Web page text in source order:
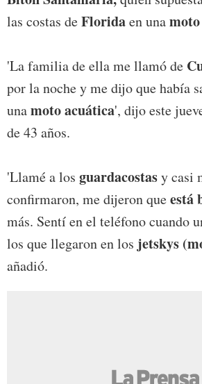
las costas deFloridaen una
'La familia de ella me llamó de
por la noche y me dijo que había
unamoto acuática', dijo este
de 43 años.
'Llamé a los guardacostasy casi
confirmaron, me dijeron queestá
más. Sentí en el teléfono cuando
los que llegaron en los jetskys
añadió.